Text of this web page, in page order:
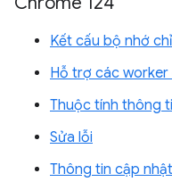
Kết cấu bộ nhớ
Hỗ trợ các
Thuộc tính thông
Sửa lỗi
Thông tin cập